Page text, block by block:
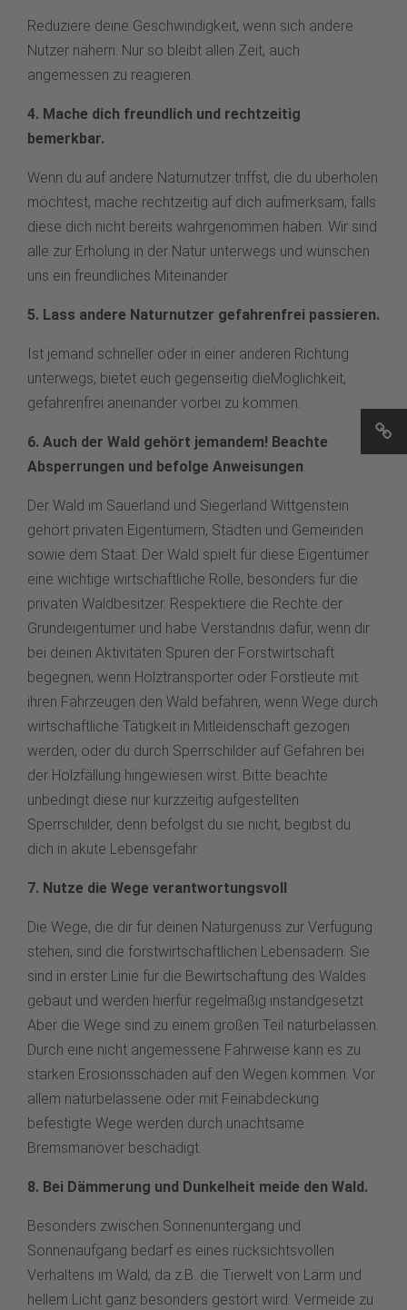
Reduziere deine Geschwindigkeit, wenn sich andere
Nutzer nähern. Nur so bleibt allen Zeit, auch
angemessen zu reagieren.
4. Mache dich freundlich und rechtzeitig
bemerkbar.
Wenn du auf andere Naturnutzer triffst, die du überholen
möchtest, mache rechtzeitig auf dich aufmerksam, falls
diese dich nicht bereits wahrgenommen haben. Wir sind
alle zur Erholung in der Natur unterwegs und wünschen
uns ein freundliches Miteinander.
5. Lass andere Naturnutzer gefahrenfrei passieren.
Ist jemand schneller oder in einer anderen Richtung
unterwegs, bietet euch gegenseitig dieMöglichkeit,
gefahrenfrei aneinander vorbei zu kommen.
6. Auch der Wald gehört jemandem! Beachte
Absperrungen und befolge Anweisungen.
Der Wald im Sauerland und Siegerland Wittgenstein
gehört privaten Eigentümern, Städten und Gemeinden
sowie dem Staat. Der Wald spielt für diese Eigentümer
eine wichtige wirtschaftliche Rolle, besonders für die
privaten Waldbesitzer. Respektiere die Rechte der
Grundeigentümer und habe Verständnis dafür, wenn dir
bei deinen Aktivitäten Spuren der Forstwirtschaft
begegnen, wenn Holztransporter oder Forstleute mit
ihren Fahrzeugen den Wald befahren, wenn Wege durch
wirtschaftliche Tätigkeit in Mitleidenschaft gezogen
werden, oder du durch Sperrschilder auf Gefahren bei
der Holzfällung hingewiesen wirst. Bitte beachte
unbedingt diese nur kurzzeitig aufgestellten
Sperrschilder, denn befolgst du sie nicht, begibst du
dich in akute Lebensgefahr.
7. Nutze die Wege verantwortungsvoll
Die Wege, die dir für deinen Naturgenuss zur Verfügung
stehen, sind die forstwirtschaftlichen Lebensadern. Sie
sind in erster Linie für die Bewirtschaftung des Waldes
gebaut und werden hierfür regelmäßig instandgesetzt.
Aber die Wege sind zu einem großen Teil naturbelassen.
Durch eine nicht angemessene Fahrweise kann es zu
starken Erosionsschäden auf den Wegen kommen. Vor
allem naturbelassene oder mit Feinabdeckung
befestigte Wege werden durch unachtsame
Bremsmanöver beschädigt.
8. Bei Dämmerung und Dunkelheit meide den Wald.
Besonders zwischen Sonnenuntergang und
Sonnenaufgang bedarf es eines rücksichtsvollen
Verhaltens im Wald, da z.B. die Tierwelt von Lärm und
hellem Licht ganz besonders gestört wird. Vermeide zu